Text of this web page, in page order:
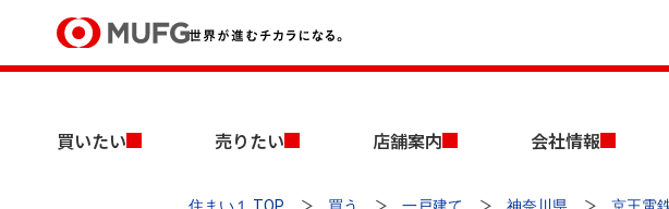
買いたい 売りたい 店舗案内 会社情報
売りたい